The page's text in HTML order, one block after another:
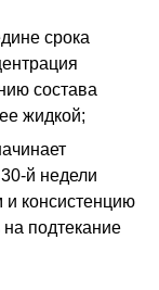
срока
состава
жидкой;
й недели
и консистенцию
на подтекание